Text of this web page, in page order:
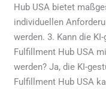
Hub USA bietet
individuellen
werden. 3. Kann die
Fulfillment Hub USA
werden? Ja, die KI-
Fulfillment Hub USA